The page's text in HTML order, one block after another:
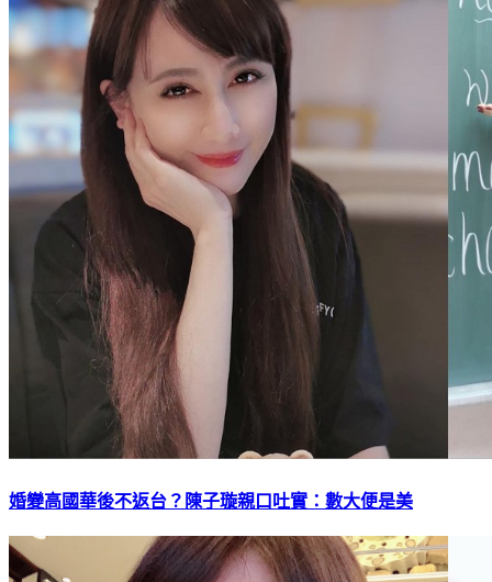
婚變高國華後不返台？陳子璇親口吐實：數大便是美